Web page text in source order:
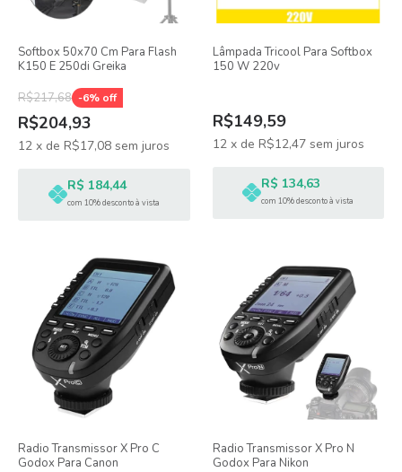
Softbox 50x70 Cm Para Flash
K150 E 250di Greika
R$217,68 -6% off
R$204,93
12 x de R$17,08 sem juros
R$ 184,44
com 10% desconto à vista
Lâmpada Tricool Para Softbox
150 W 220v
R$149,59
12 x de R$12,47 sem juros
R$ 134,63
com 10% desconto à vista
Radio Transmissor X Pro C
Godox Para Canon
Radio Transmissor X Pro N
Godox Para Nikon